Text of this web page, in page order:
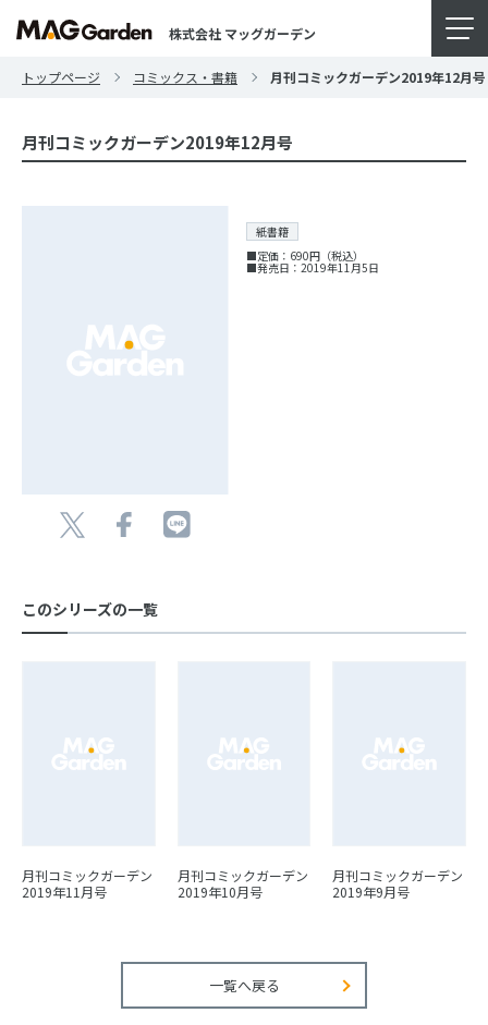
株式会社 マッグガーデン
トップページ コミックス・書籍 月刊コミックガーデン2019年12月号
月刊コミックガーデン2019年12月号
紙書籍
■定価：690円（税込）
■発売日：2019年11月5日
このシリーズの一覧
月刊コミックガーデン
2019年11月号
月刊コミックガーデン
2019年10月号
月刊コミックガーデン
2019年9月号
一覧へ戻る